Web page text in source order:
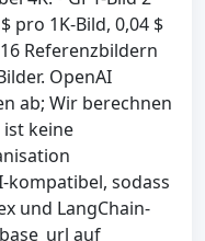
pro 1K-Bild, 0,04 $
Referenzbildern
OpenAI
ab; Wir berechnen
ist keine
kompatibel, sodass
und LangChain-
auf